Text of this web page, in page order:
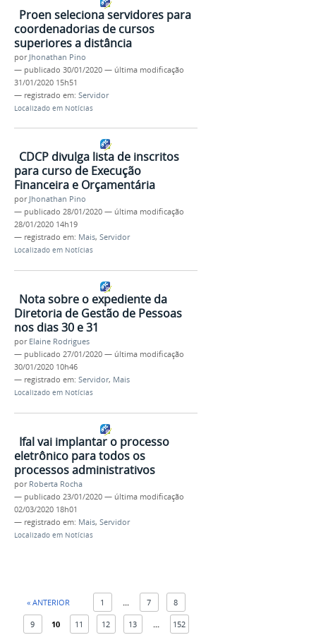
Proen seleciona servidores para
coordenadorias de cursos
superiores a distância
por Jhonathan Pino
— publicado 30/01/2020 — última modificação
31/01/2020 15h51
— registrado em: Servidor
Localizado em Notícias
CDCP divulga lista de inscritos
para curso de Execução
Financeira e Orçamentária
por Jhonathan Pino
— publicado 28/01/2020 — última modificação
28/01/2020 14h19
— registrado em: Mais, Servidor
Localizado em Notícias
Nota sobre o expediente da
Diretoria de Gestão de Pessoas
nos dias 30 e 31
por Elaine Rodrigues
— publicado 27/01/2020 — última modificação
30/01/2020 10h46
— registrado em: Servidor, Mais
Localizado em Notícias
Ifal vai implantar o processo
eletrônico para todos os
processos administrativos
por Roberta Rocha
— publicado 23/01/2020 — última modificação
02/03/2020 18h01
— registrado em: Mais, Servidor
Localizado em Notícias
« ANTERIOR 1 7 8
9 10 11 12 13 152